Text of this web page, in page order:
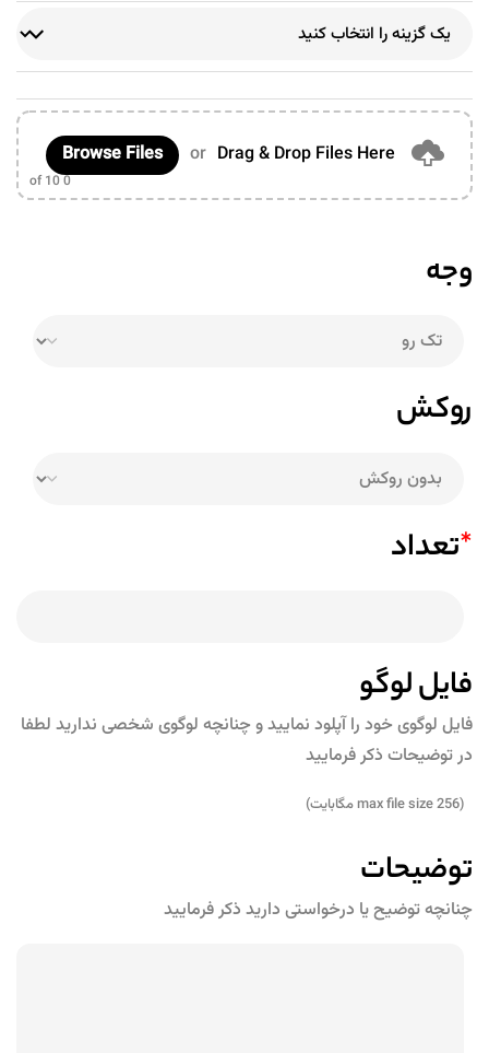
Drag & Drop Files Here
or
Browse Files
0
وجه
روکش
*تعداد
فایل لوگو
فایل لوگوی خود را آپلود نمایید و چنانچه لوگوی شخصی ندارید لطفا
در توضیحات ذکر فرمایید
(max file size 256 مگابایت)
توضیحات
چنانچه توضیح یا درخواستی دارید ذکر فرمایید